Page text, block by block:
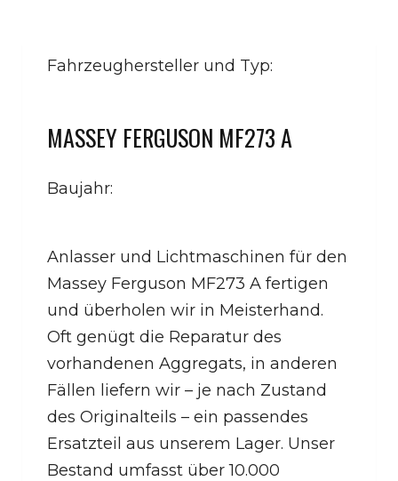
Fahrzeughersteller und Typ:
MASSEY FERGUSON MF273 A
Baujahr:
Anlasser und Lichtmaschinen für den
Massey Ferguson MF273 A fertigen
und überholen wir in Meisterhand.
Oft genügt die Reparatur des
vorhandenen Aggregats, in anderen
Fällen liefern wir – je nach Zustand
des Originalteils – ein passendes
Ersatzteil aus unserem Lager. Unser
Bestand umfasst über 10.000